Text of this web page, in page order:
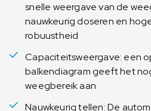
snelle weergave van de
nauwkeurig doseren en
robuustheid
Capaciteitsweergave: een
balkendiagram geeft het
weegbereik aan
Nauwkeurig tellen: De